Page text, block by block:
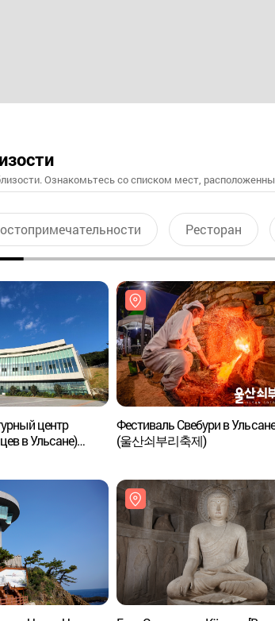
Ознакомьтесь со списком мест,
Ресторан
центр
в Ульсане)
Фестиваль Свебури в Ульсане
(울산쇠부리축제)